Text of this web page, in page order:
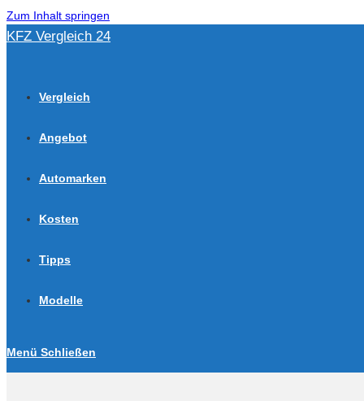
Zum Inhalt springen
KFZ Vergleich 24
Vergleich
Angebot
Automarken
Kosten
Tipps
Modelle
Menü Schließen